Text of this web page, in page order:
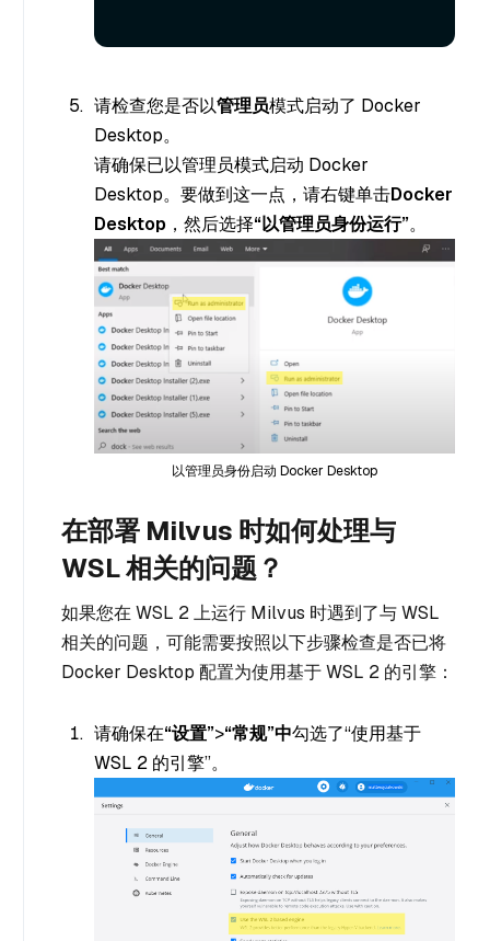
请检查您是否以管理员模式启动了 Docker
Desktop。
请确保已以管理员模式启动 Docker
Desktop。要做到这一点，请右键单击Docker
Desktop ，然后选择“以管理员身份运行”。
以管理员身份启动 Docker Desktop
在部署 Milvus 时如何处理与
WSL 相关的问题？
如果您在 WSL 2 上运行 Milvus 时遇到了与 WSL
相关的问题，可能需要按照以下步骤检查是否已将
Docker Desktop 配置为使用基于 WSL 2 的引擎：
请确保在“设置”>“常规”中勾选了“使用基于
WSL 2 的引擎”。